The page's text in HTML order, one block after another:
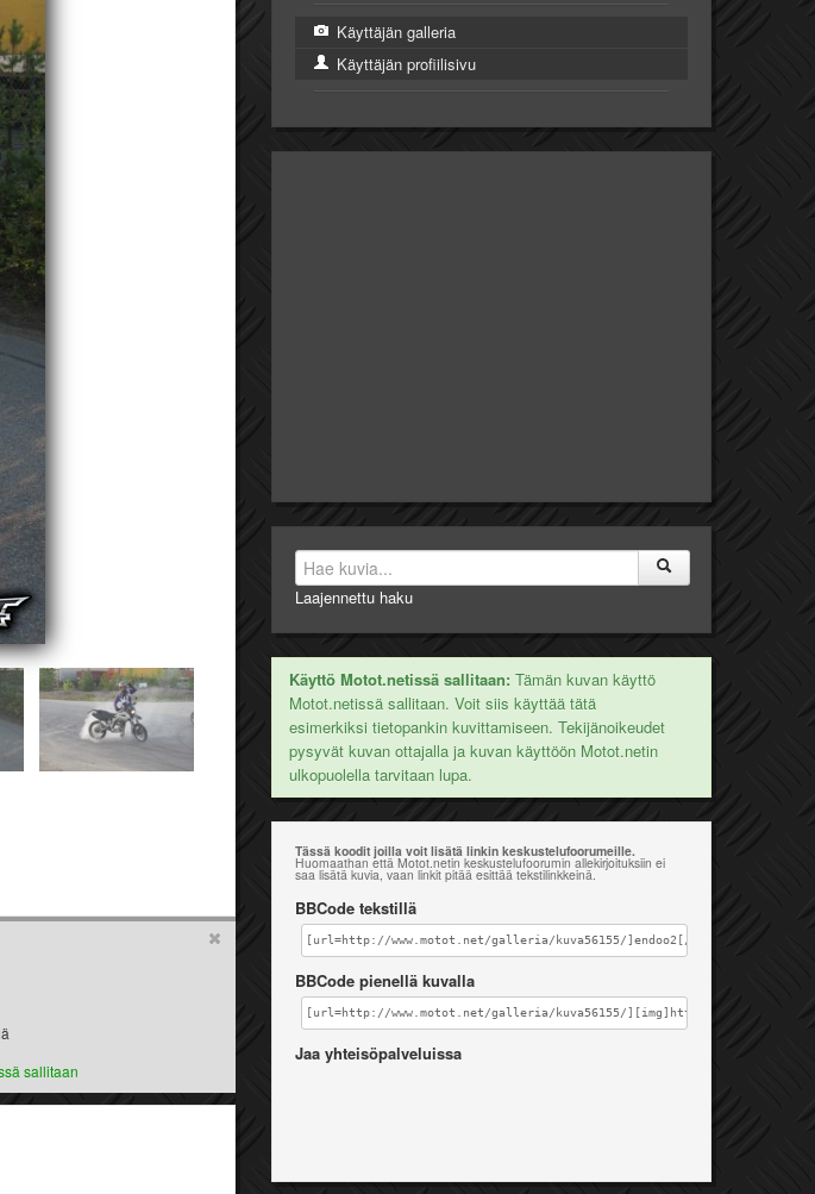
sallitaan
Käyttäjän galleria
Käyttäjän profiilisivu
Laajennettu haku
Käyttö Motot.netissä sallitaan: Tämän kuvan käyttö
Motot.netissä sallitaan. Voit siis käyttää tätä
esimerkiksi tietopankin kuvittamiseen. Tekijänoikeudet
pysyvät kuvan ottajalla ja kuvan käyttöön Motot.netin
ulkopuolella tarvitaan lupa.
Tässä koodit joilla voit lisätä linkin keskustelufoorumeille.
Huomaathan että Motot.netin keskustelufoorumin allekirjoituksiin ei
saa lisätä kuvia, vaan linkit pitää esittää tekstilinkkeinä.
BBCode tekstillä
[url=http://www.motot.net/galleria/kuva56155/]endoo2[/url]
BBCode pienellä kuvalla
[url=http://www.motot.net/galleria/kuva56155/][img]http://
Jaa yhteisöpalveluissa